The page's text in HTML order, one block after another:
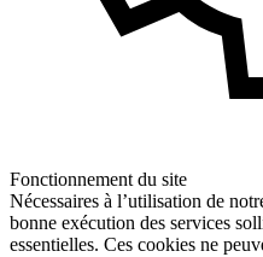
Fonctionnement du site
Nécessaires à l’utilisation de
bonne exécution des services
essentielles. Ces cookies ne